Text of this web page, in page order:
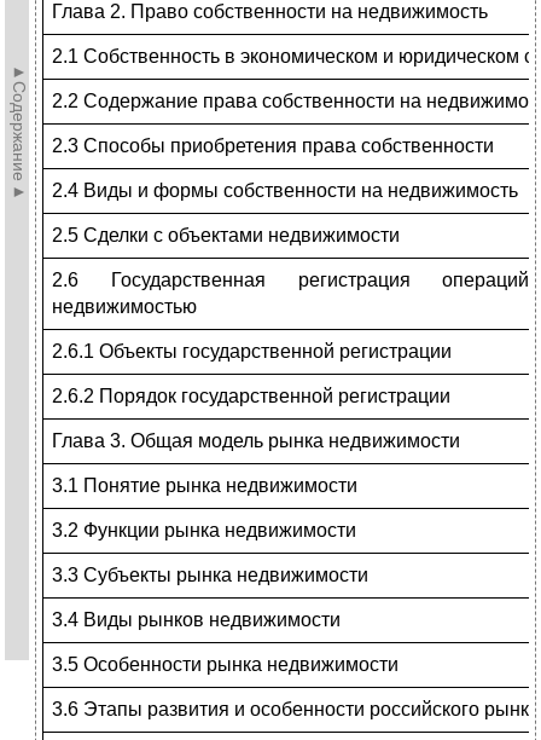
►Содержание►
Глава 2. Право собственности на недвижимость
2.1 Собственность в экономическом и юридическом
2.2 Содержание права собственности на
2.3 Способы приобретения права собственности
2.4 Виды и формы собственности на недвижимость
2.5 Сделки с объектами недвижимости
2.6 Государственная регистрация
недвижимостью
2.6.1 Объекты государственной регистрации
2.6.2 Порядок государственной регистрации
Глава 3. Общая модель рынка недвижимости
3.1 Понятие рынка недвижимости
3.2 Функции рынка недвижимости
3.3 Субъекты рынка недвижимости
3.4 Виды рынков недвижимости
3.5 Особенности рынка недвижимости
3.6 Этапы развития и особенности российского